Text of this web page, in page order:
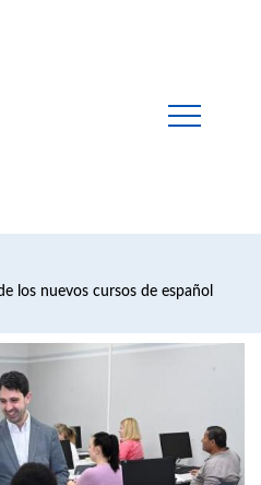
los nuevos cursos de español